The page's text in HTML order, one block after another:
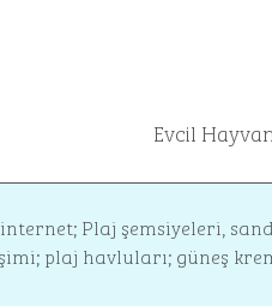
Evcil
Plaj şemsiyeleri,
plaj havluları; güneş